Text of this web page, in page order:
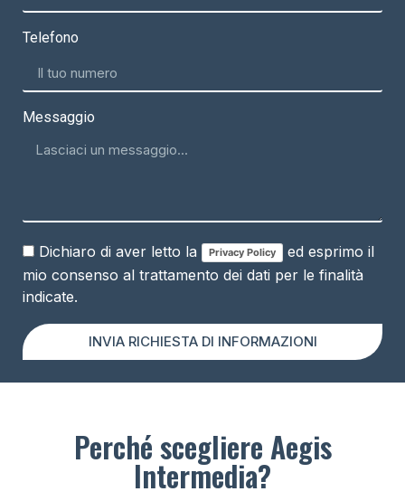
Telefono
Messaggio
Dichiaro di aver letto la Privacy Policy
ed esprimo il
mio consenso al trattamento dei dati per le finalità
indicate.
INVIA RICHIESTA DI INFORMAZIONI
Perché scegliere Aegis
Intermedia?